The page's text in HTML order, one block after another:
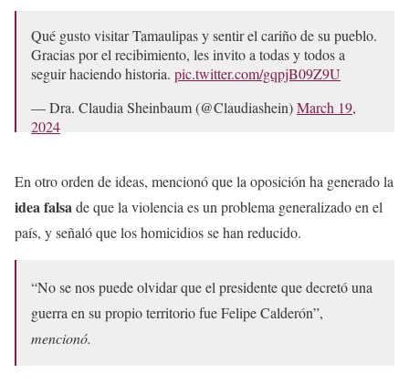
Qué gusto visitar Tamaulipas y sentir el cariño de su pueblo.
Gracias por el recibimiento, les invito a todas y todos a
seguir haciendo historia. pic.twitter.com/gqpjB09Z9U
— Dra. Claudia Sheinbaum (@Claudiashein)March 19,
2024
En otro orden de ideas, mencionó que la oposición ha generado la
idea falsade que la violencia es un problema generalizado en el
país, y señaló que los homicidios se han reducido.
“No se nos puede olvidar que el presidente que decretó una
guerra en su propio territorio fue Felipe Calderón”,
mencionó.